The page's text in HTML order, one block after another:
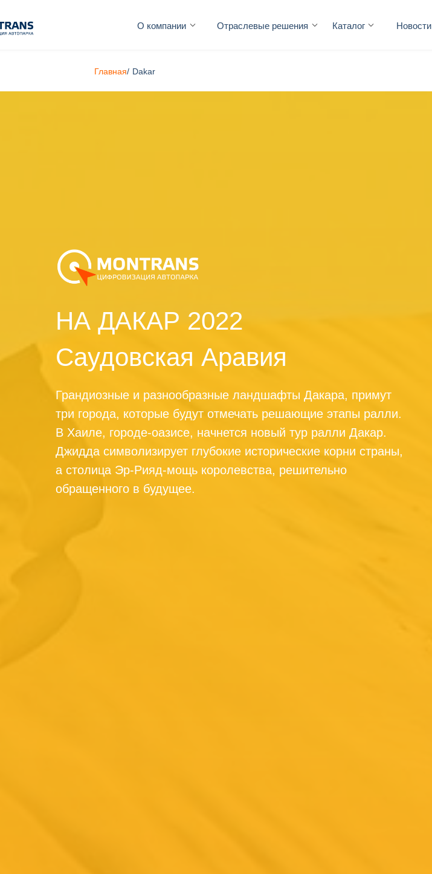
Отраслевые решения Новости
Каталог
О компании
Главная/ Dakar
НА ДАКАР 2022
Саудовская Аравия
Грандиозные и разнообразные ландшафты Дакара, примут
три города, которые будут отмечать решающие этапы ралли.
В Хаиле, городе-оазисе, начнется новый тур ралли Дакар.
Джидда символизирует глубокие исторические корни страны,
а столица Эр-Рияд-мощь королевства, решительно
обращенного в будущее.